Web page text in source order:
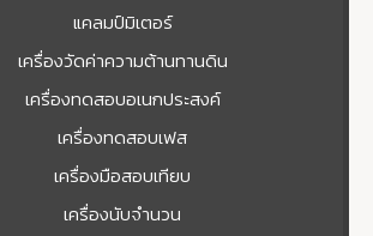
แคลมป์มิเตอร์
เครื่องวัดค่าความต้านทานดิน
เครื่องทดสอบอเนกประสงค์
เครื่องทดสอบเฟส
เครื่องมือสอบเทียบ
เครื่องนับจำนวน